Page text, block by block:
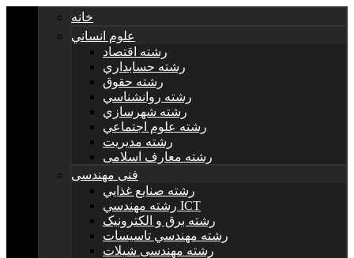
خانه
علوم انساني
رشته اقتصاد
رشته حسابداري
رشته حقوق
رشته روانشناسي
رشته شهرسازي
رشته علوم اجتماعي
رشته مديريت
رشته معارف اسلامی
فنی مهندسی
رشته صنايع غذايي
رشته مهندسي ICT
رشته برق و الکترونيک
رشته مهندسي تاسيسات
رشته مهندسی شیلات